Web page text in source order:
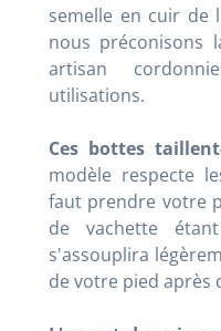
semelle en cuir de
nous préconisons
artisan
utilisations.
Ces bottes
modèle respecte
faut prendre votre
de vachette
s'assouplira
de votre pied après